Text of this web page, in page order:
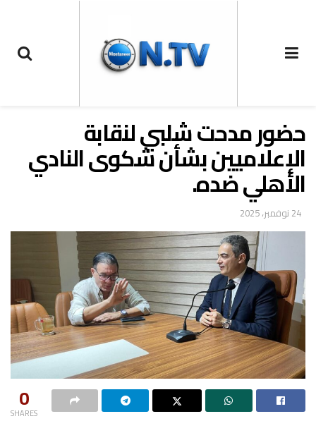
حضور مدحت شلبي لنقابة
الإعلاميين بشأن شكوى النادي
الأهلي ضده.
24 نوفمبر، 2025
0
SHARES